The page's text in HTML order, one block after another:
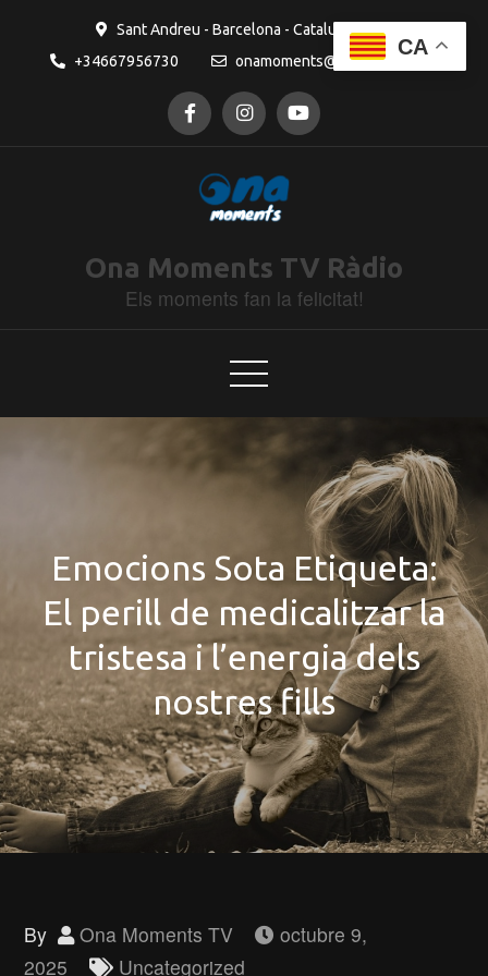
Sant Andreu - Barcelona - Catalunya
+34667956730
onamoments@gmail.com
Ona Moments TV Ràdio
Els moments fan la felicitat!
Emocions Sota Etiqueta:
El perill de medicalitzar la
tristesa i l’energia dels
nostres fills
By Ona Moments TV
octubre 9,
2025
Uncategorized
CA